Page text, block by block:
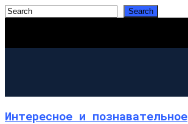
Интересное и познавательное